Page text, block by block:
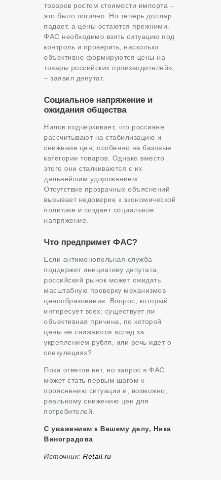
товаров ростом стоимости импорта –
это было логично. Но теперь доллар
падает, а цены остаются прежними.
ФАС необходимо взять ситуацию под
контроль и проверить, насколько
объективно формируются цены на
товары российских производителей»,
– заявил депутат.
Социальное напряжение и
ожидания общества
Нилов подчеркивает, что россияне
рассчитывают на стабилизацию и
снижение цен, особенно на базовые
категории товаров. Однако вместо
этого они сталкиваются с их
дальнейшим удорожанием.
Отсутствие прозрачных объяснений
вызывает недоверие к экономической
политике и создает социальное
напряжение.
Что предпримет ФАС?
Если антимонопольная служба
поддержит инициативу депутата,
российский рынок может ожидать
масштабную проверку механизмов
ценообразования. Вопрос, который
интересует всех: существует ли
объективная причина, по которой
цены не снижаются вслед за
укреплением рубля, или речь идет о
спекуляциях?
Пока ответов нет, но запрос в ФАС
может стать первым шагом к
прояснению ситуации и, возможно,
реальному снижению цен для
потребителей.
С уважением к Вашему делу, Ника
Виноградова
Источник: Retail.ru